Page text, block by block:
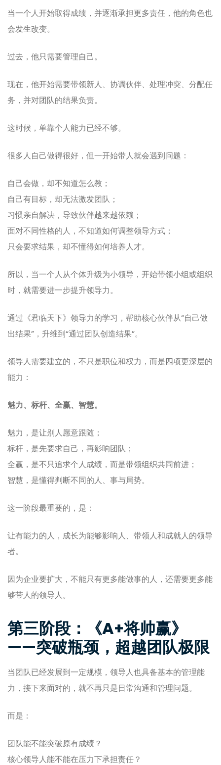
当一个人开始取得成绩，并逐渐承担更多责任，他的角色也
会发生改变。
过去，他只需要管理自己。
现在，他开始需要带领新人、协调伙伴、处理冲突、分配任
务，并对团队的结果负责。
这时候，单靠个人能力已经不够。
很多人自己做得很好，但一开始带人就会遇到问题：
自己会做，却不知道怎么教；
自己有目标，却无法激发团队；
习惯亲自解决，导致伙伴越来越依赖；
面对不同性格的人，不知道如何调整领导方式；
只会要求结果，却不懂得如何培养人才。
所以，当一个人从个体升级为小领导，开始带领小组或组织
时，就需要进一步提升领导力。
通过《君临天下》领导力的学习，帮助核心伙伴从“自己做
出结果”，升维到“通过团队创造结果”。
领导人需要建立的，不只是职位和权力，而是四项更深层的
能力：
魅力、标杆、全赢、智慧。
魅力，是让别人愿意跟随；
标杆，是先要求自己，再影响团队；
全赢，是不只追求个人成绩，而是带领组织共同前进；
智慧，是懂得判断不同的人、事与局势。
这一阶段最重要的，是：
让有能力的人，成长为能够影响人、带领人和成就人的领导
者。
因为企业要扩大，不能只有更多能做事的人，还需要更多能
够带人的领导人。
第三阶段：《A+将帅赢》
——突破瓶颈，超越团队极限
当团队已经发展到一定规模，领导人也具备基本的管理能
力，接下来面对的，就不再只是日常沟通和管理问题。
而是：
团队能不能突破原有成绩？
核心领导人能不能在压力下承担责任？